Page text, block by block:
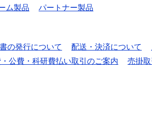
ム製品 パートナー製品
の発行について 配送・決済について
公費・科研費払い取引のご案内 売掛